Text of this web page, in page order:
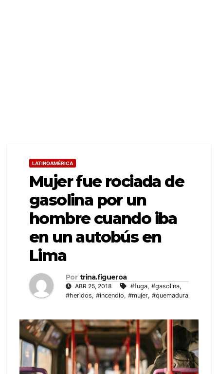
LATINOAMÉRICA
Mujer fue rociada de
gasolina por un
hombre cuando iba
en un autobús en
Lima
Por trina.figueroa
ABR 25, 2018 #fuga, #gasolina,
#heridos, #incendio, #mujer, #quemadura